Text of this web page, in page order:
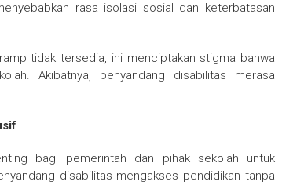
rasa isolasi sosial dan keterbatasan
tidak tersedia, ini menciptakan stigma bahwa
Akibatnya, penyandang disabilitas merasa
bagi pemerintah dan pihak sekolah untuk
disabilitas mengakses pendidikan tanpa